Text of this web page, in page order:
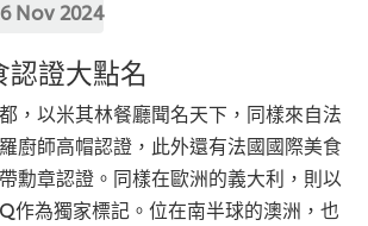
Nov 2024
認證大點名
，以米其林餐廳聞名天下，同樣來自法
廚師高帽認證，此外還有法國國際美食
勳章認證。同樣在歐洲的義大利，則以
作為獨家標記。位在南半球的澳洲，也